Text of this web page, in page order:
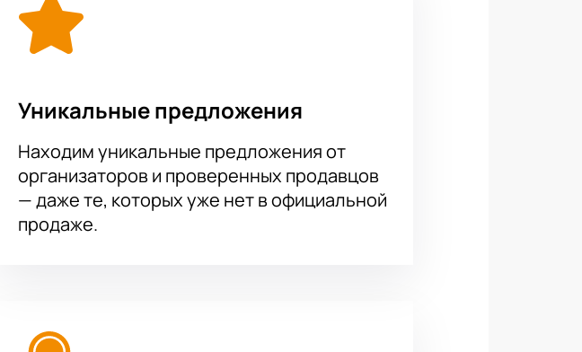
Уникальные предложения
Находим уникальные предложения от
организаторов и проверенных продавцов
— даже те, которых уже нет в официальной
продаже.